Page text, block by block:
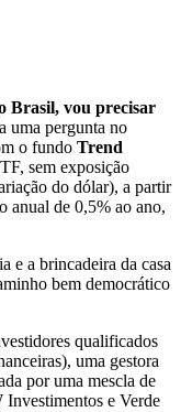
Brasil, vou precisar
uma pergunta no
o fundo Trend
sem exposição
do dólar), a partir
anual de 0,5% ao ano,
e a brincadeira da casa
bem democrático
qualificados
uma gestora
por uma mescla de
Investimentos e Verde